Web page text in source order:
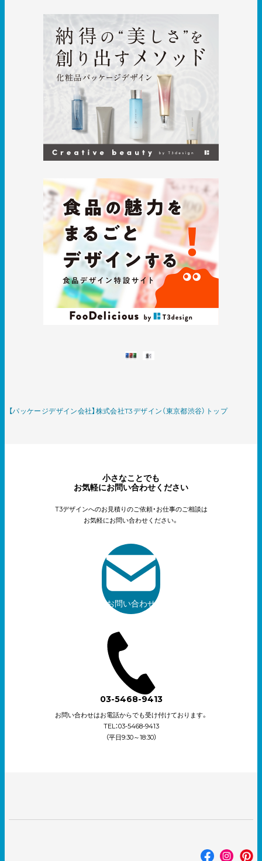
【パッケージデザイン会社】株式会社T3デザイン（東京都渋谷）トップ
小さなことでも
お気軽にお問い合わせください
T3デザインへのお見積りのご依頼・お仕事のご相談は
お気軽にお問い合わせください。
お問い合わせ
03-5468-9413
お問い合わせはお電話からでも受け付けております。
TEL：03-5468-9413
（平日9:30～18:30）